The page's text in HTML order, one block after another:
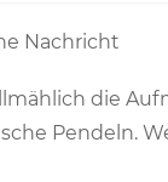
Nachricht
die
Pendeln.